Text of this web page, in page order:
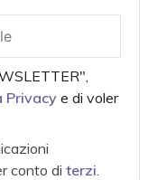
Privacye di voler
conto diterzi